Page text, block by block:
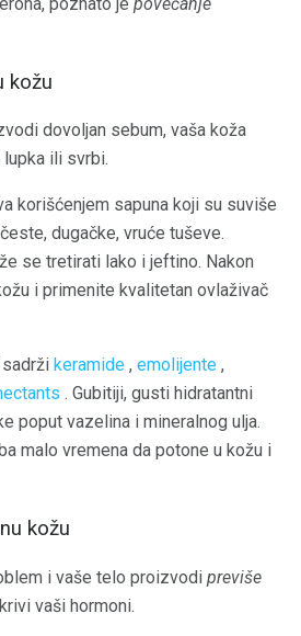
kožu
dovoljan sebum, vaša koža
ili svrbi.
korišćenjem sapuna koji su suviše
dugačke, vruće tuševe.
se tretirati lako i jeftino. Nakon
i primenite kvalitetan ovlaživač
keramide , emolijente ,
. Gubitiji, gusti hidratantni
poput vazelina i mineralnog ulja.
malo vremena da potone u kožu i
kožu
i vaše telo proizvodi previše
vaši hormoni.